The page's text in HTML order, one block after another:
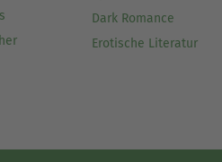
Dark Romance
Erotische Literatur